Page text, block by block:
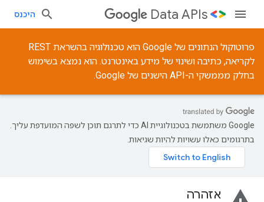
Data APIs היכנס
פרוטוקול הנתונים של Google הוא טכנולוגיה בהשראת REST
לקריאה, כתיבה ושינוי של מידע באינטרנט. הוא נמצא בשימוש
בחלק מממשקי ה-API הישנים של Google.
‫Google משתמשת בטכנולוגיית AI כדי לתרגם תוכן לשפה המועדפת עליך.
בתרגומים כאלו עשויות להיות שגיאות.
אזהרה